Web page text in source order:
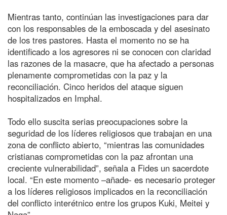
Mientras tanto, continúan las investigaciones para dar
con los responsables de la emboscada y del asesinato
de los tres pastores. Hasta el momento no se ha
identificado a los agresores ni se conocen con claridad
las razones de la masacre, que ha afectado a personas
plenamente comprometidas con la paz y la
reconciliación. Cinco heridos del ataque siguen
hospitalizados en Imphal.
Todo ello suscita serias preocupaciones sobre la
seguridad de los líderes religiosos que trabajan en una
zona de conflicto abierto, “mientras las comunidades
cristianas comprometidas con la paz afrontan una
creciente vulnerabilidad”, señala a Fides un sacerdote
local. “En este momento –añade- es necesario proteger
a los líderes religiosos implicados en la reconciliación
del conflicto interétnico entre los grupos Kuki, Meitei y